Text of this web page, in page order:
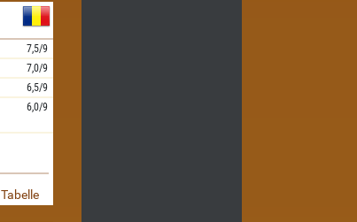
7,5/9
7,0/9
6,5/9
6,0/9
Tabelle